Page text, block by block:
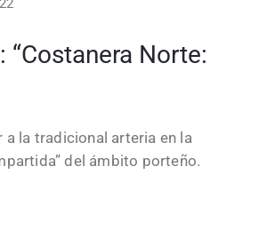
“Costanera Norte:
a la tradicional arteria en la
del ámbito porteño.